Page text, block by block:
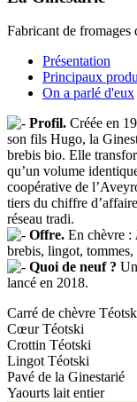
Fabricant de fromages
Présentation
Principaux
On a parlé d'eux
Profil. Créée en
son fils Hugo, la
brebis bio. Elle
qu’un volume
coopérative de
tiers du chiffre
réseau tradi.
Offre. En chèvre :
brebis, lingot,
Quoi de neuf ? Un
lancé en 2018.
Carré de chèvre
Cœur Téotski
Crottin Téotski
Lingot Téotski
Pavé de la Ginestarié
Yaourts lait entier